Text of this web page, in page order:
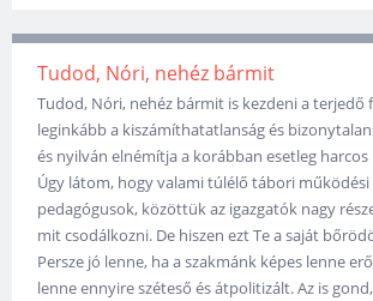
Tudod, Nóri, nehéz bármit
Tudod, Nóri, nehéz bármit is kezdeni a terjedő
leginkább a kiszámíthatatlanság és
és nyilván elnémítja a korábban esetleg harcos
Úgy látom, hogy valami túlélő tábori
pedagógusok, közöttük az igazgatók nagy
mit csodálkozni. De hiszen ezt Te a saját
Persze jó lenne, ha a szakmánk képes lenne
lenne ennyire széteső és átpolitizált. Az is